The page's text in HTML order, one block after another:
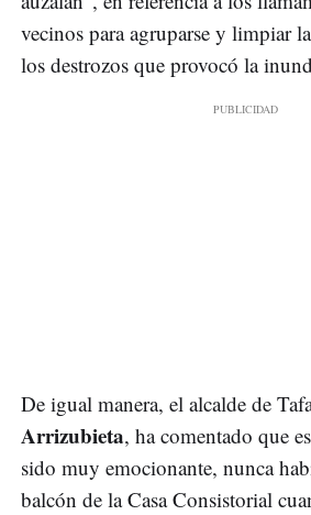
vecinos para agruparse y limpiar
los destrozos que provocó la
De igual manera, el alcalde de
Arrizubieta, ha comentado que
sido muy emocionante, nunca
balcón de la Casa Consistorial